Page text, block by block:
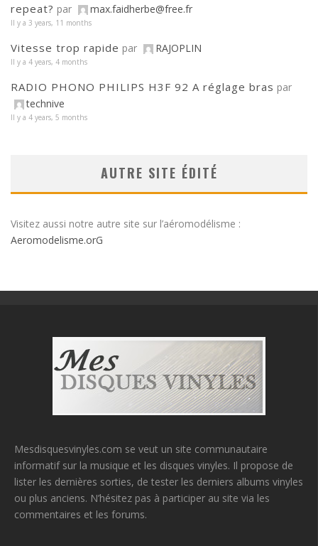
repeat? par max.faidherbe@free.fr
Il y a 3 years, 11 months
Vitesse trop rapide par RAJOPLIN
Il y a 4 years, 4 months
RADIO PHONO PHILIPS H3F 92 A réglage bras par
technive
Il y a 4 years, 5 months
AUTRE SITE ÉDITÉ
Visitez aussi notre autre site sur l’aéromodélisme :
Aeromodelisme.orG
Mesdisquesvinyles.com se veut un site communautaire
informatif sur la musique et les disques vinyles. Il propose de
lister les dernières sorties, de tester les derniers albums vinyles
ou plus anciens. N’hésitez pas à participer au site via les
commentaires et les forums.